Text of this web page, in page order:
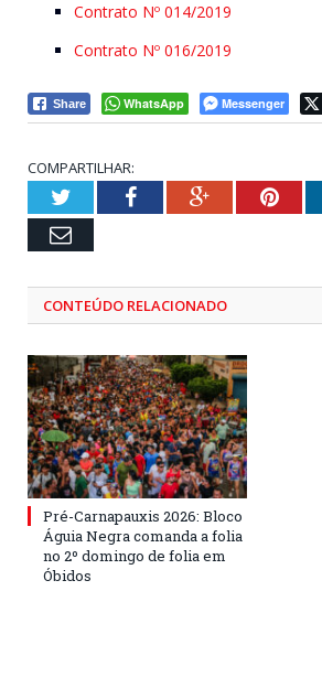
Contrato Nº 014/2019
Contrato Nº 016/2019
Share WhatsApp Messenger
COMPARTILHAR:
TwitterFacebookGoogle+
Email
CONTEÚDO RELACIONADO
Pré-Carnapauxis 2026: Bloco
Águia Negra comanda a folia
no 2º domingo de folia em
Óbidos